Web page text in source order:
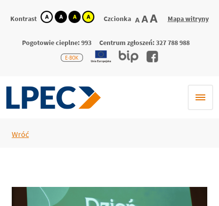
Kontrast kontrast
domyślny
kontrast
biały
czarnym
kontrast
czarny
żółtym
kontrast
żółty
czarnym
Czcionka A
domyślna
A
większa
czcionka
A
największa
czcionkaMapa witryny
Pogotowie cieplne: 993 Centrum zgłoszeń: 327 788 988
Wróć